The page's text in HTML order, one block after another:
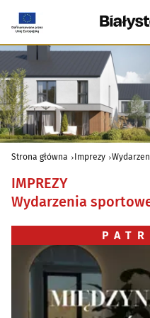
Strona główna Imprezy
IMPREZY
Wydarzenia